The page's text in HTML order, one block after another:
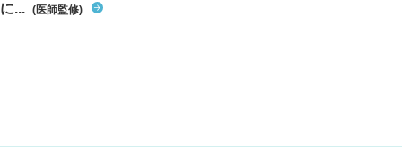
に... (医師監修)